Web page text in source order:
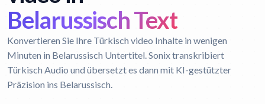
Belarussisch Text
Konvertieren Sie Ihre Türkisch video Inhalte in wenigen
Minuten in Belarussisch Untertitel. Sonix transkribiert
Türkisch Audio und übersetzt es dann mit KI-gestützter
Präzision ins Belarussisch.